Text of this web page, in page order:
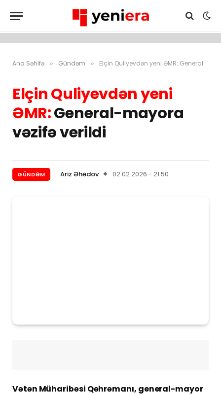
Ana Səhifə » Gündəm » Elçin Quliyevdən yeni ƏMR: General-mayora vəzifə verildi
Elçin Quliyevdən yeni
ƏMR:General-mayora
vəzifə verildi
GÜNDƏM Ariz Əhədov 02.02.2026 - 21:50
Vətən Müharibəsi Qəhrəmanı, general-mayor